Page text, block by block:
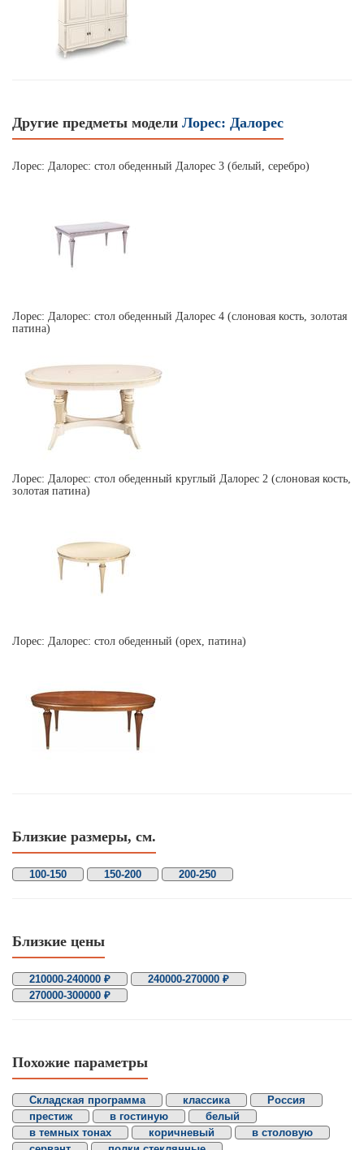
Другие предметы модели Лорес: Далорес
Лорес: Далорес: стол обеденный Далорес 3 (белый, серебро)
Лорес: Далорес: стол обеденный Далорес 4 (слоновая кость, золотая
патина)
Лорес: Далорес: стол обеденный круглый Далорес 2 (слоновая кость,
золотая патина)
Лорес: Далорес: стол обеденный (орех, патина)
Близкие размеры, см.
100-150 150-200 200-250
Близкие цены
210000-240000 ₽
240000-270000 ₽
270000-300000 ₽
Похожие параметры
Складская программа классика
Россия
престиж
в гостиную
белый
в темных тонах
коричневый
в столовую